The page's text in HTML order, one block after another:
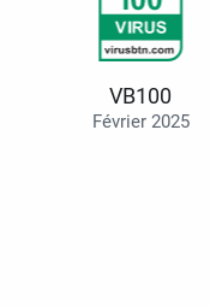
VB100
Février 2025